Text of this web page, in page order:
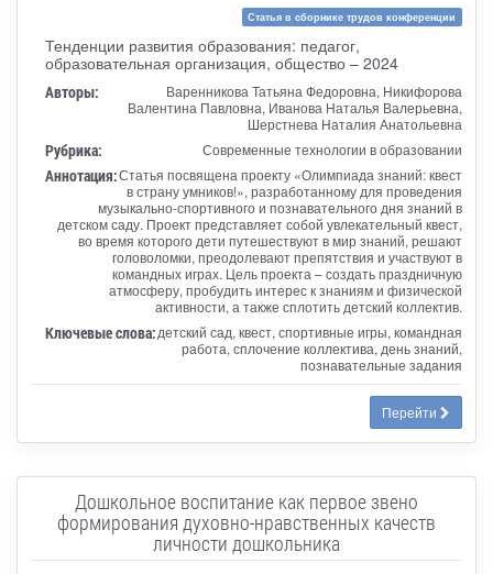
Статья в сборнике трудов конференции
Тенденции развития образования: педагог,
образовательная организация, общество – 2024
Авторы:
Варенникова Татьяна Федоровна, Никифорова
Валентина Павловна, Иванова Наталья Валерьевна,
Шерстнева Наталия Анатольевна
Рубрика: Современные технологии в образовании
Аннотация:Статья посвящена проекту «Олимпиада знаний: квест
в страну умников!», разработанному для проведения
музыкально-спортивного и познавательного дня знаний в
детском саду. Проект представляет собой увлекательный квест,
во время которого дети путешествуют в мир знаний, решают
головоломки, преодолевают препятствия и участвуют в
командных играх. Цель проекта – создать праздничную
атмосферу, пробудить интерес к знаниям и физической
активности, а также сплотить детский коллектив.
Ключевые слова:детский сад, квест, спортивные игры, командная
работа, сплочение коллектива, день знаний,
познавательные задания
Перейти
Дошкольное воспитание как первое звено
формирования духовно-нравственных качеств
личности дошкольника